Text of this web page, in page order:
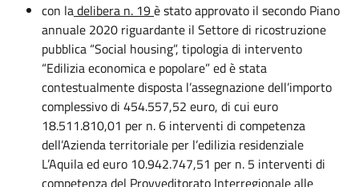
con ladelibera n. 19è stato approvato il secondo Piano
annuale 2020 riguardante il Settore di ricostruzione
pubblica “Social housing”, tipologia di intervento
“Edilizia economica e popolare” ed è stata
contestualmente disposta l’assegnazione dell’importo
complessivo di 454.557,52 euro, di cui euro
18.511.810,01 per n. 6 interventi di competenza
dell’Azienda territoriale per l’edilizia residenziale
L’Aquila ed euro 10.942.747,51 per n. 5 interventi di
competenza del Provveditorato Interregionale alle